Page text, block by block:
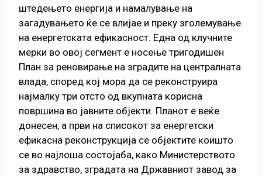
штедењето енергија и намалување на
загадувањето ќе се влијае и преку зголемување
на енергетската ефикасност. Една од клучните
мерки во овој сегмент е носење тригодишен
План за реновирање на зградите на централната
влада, според кој мора да се реконструира
најмалку три отсто од вкупната корисна
површина во јавните објекти. Планот е веќе
донесен, а први на списокот за енергетски
ефикасна реконструкција се објектите коишто
се во најлоша состојаба, како Министерството
за здравство, зградата на Државниот завод за